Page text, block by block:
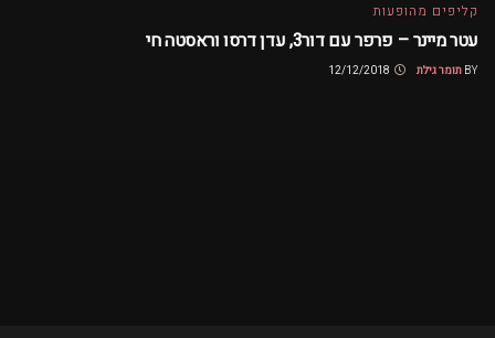
קליפים מהופעות
עטר מיינר – פרפר עם דור3, עדן דרסו וראסטה חי
BY תומר גילת